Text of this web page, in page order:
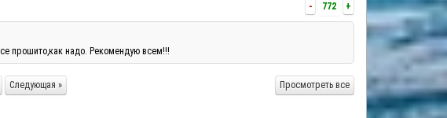
- 772 +
прошито,как надо. Рекомендую всем!!!
Просмотреть все
Следующая »